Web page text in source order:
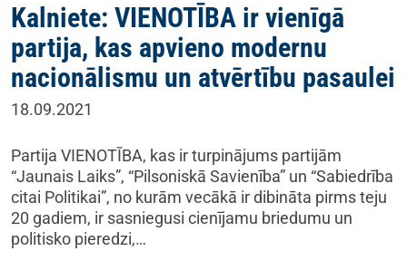
Kalniete: VIENOTĪBA ir vienīgā
partija, kas apvieno modernu
nacionālismu un atvērtību pasaulei
18.09.2021
Partija VIENOTĪBA, kas ir turpinājums partijām
“Jaunais Laiks”, “Pilsoniskā Savienība” un “Sabiedrība
citai Politikai”, no kurām vecākā ir dibināta pirms teju
20 gadiem, ir sasniegusi cienījamu briedumu un
politisko pieredzi,…